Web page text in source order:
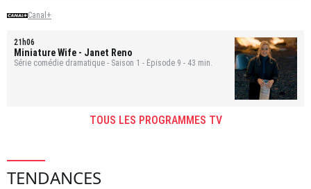
Canal+
21h06
Miniature Wife - Janet Reno
Série comédie dramatique - Saison 1 - Épisode 9 - 43 min.
TOUS LES PROGRAMMES TV
TENDANCES